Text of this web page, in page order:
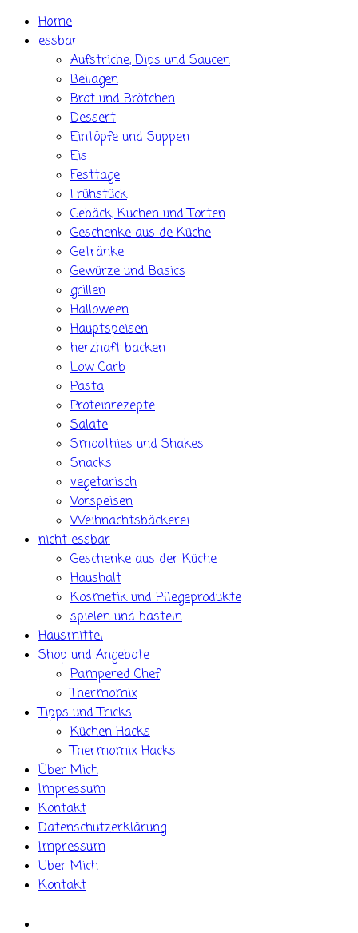
Skip Home
essbar
Aufstriche, Dips und Saucen
Beilagen
Brot und Brötchen
Dessert
Eintöpfe und Suppen
Eis
Festtage
Frühstück
Gebäck, Kuchen und Torten
Geschenke aus de Küche
Getränke
Gewürze und Basics
grillen
Halloween
Hauptspeisen
herzhaft backen
Low Carb
Pasta
Proteinrezepte
Salate
Smoothies und Shakes
Snacks
vegetarisch
Vorspeisen
Weihnachtsbäckerei
nicht essbar
Geschenke aus der Küche
Haushalt
Kosmetik und Pflegeprodukte
spielen und basteln
Hausmittel
Shop und Angebote
Pampered Chef
Thermomix
Tipps und Tricks
Küchen Hacks
Thermomix Hacks
Über Mich
Impressum
Kontakt
Datenschutzerklärung
Impressum
Über Mich
Kontakt